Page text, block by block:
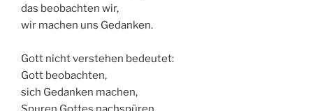
das beobachten wir,
wir machen uns Gedanken.
Gott nicht verstehen bedeutet:
Gott beobachten,
sich Gedanken machen,